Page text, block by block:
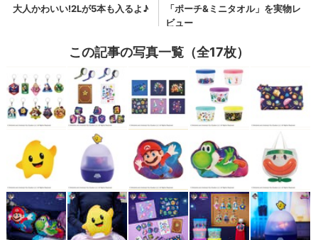
この記事の写真一覧（全17枚）